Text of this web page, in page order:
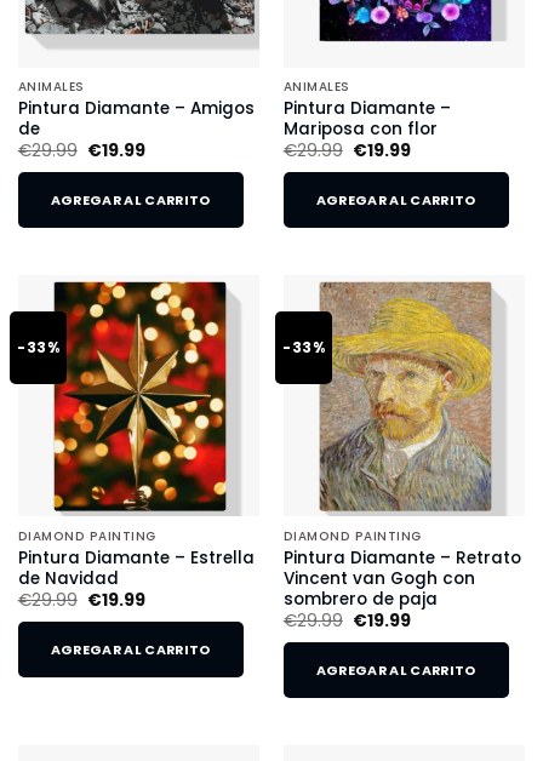
ANIMALES
Pintura Diamante – Amigos
de
€29.99 €19.99
AGREGAR AL CARRITO
ANIMALES
Pintura Diamante –
Mariposa con flor
€29.99 €19.99
AGREGAR AL CARRITO
-33%
DIAMOND PAINTING
Pintura Diamante – Estrella
de Navidad
€29.99 €19.99
AGREGAR AL CARRITO
-33%
DIAMOND PAINTING
Pintura Diamante – Retrato
Vincent van Gogh con
sombrero de paja
€29.99 €19.99
AGREGAR AL CARRITO